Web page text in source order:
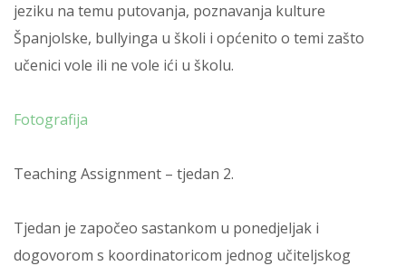
jeziku na temu putovanja, poznavanja kulture
Španjolske, bullyinga u školi i općenito o temi zašto
učenici vole ili ne vole ići u školu.
Fotografija
Teaching Assignment – tjedan 2.
Tjedan je započeo sastankom u ponedjeljak i
dogovorom s koordinatoricom jednog učiteljskog